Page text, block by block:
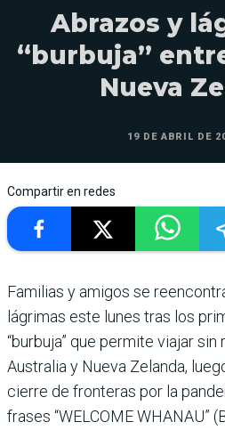
Abrazos y
“burbuja”
Nueva
19 DE ABRIL DE
Compartir en redes
Familias y amigos se
lágrimas este lunes tras los
“burbuja” que permite viajar
Australia y Nueva Zelanda,
cierre de fronteras por la
frases “WELCOME WHANAU”